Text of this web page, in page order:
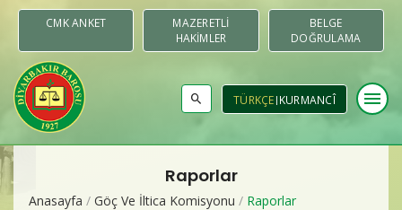
CMK ANKET
MAZERETLI
HAKIMLER
BELGE
DOĞRULAMA
TÜRKÇE KURMANCÎ menu
Baromuz
Raporlar
Anasayfa / Göç Ve İltica Komisyonu / Raporlar